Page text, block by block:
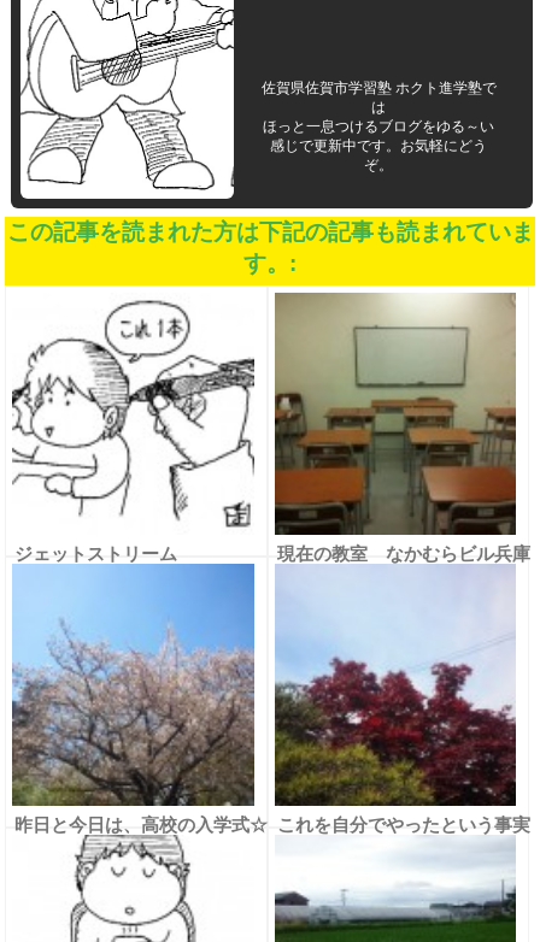
佐賀県佐賀市学習塾 ホクト進学塾で
は
ほっと一息つけるブログをゆる～い
感じで更新中です。お気軽にどう
ぞ。
この記事を読まれた方は下記の記事も読まれていま
す。:
ジェットストリーム
現在の教室 なかむらビル兵庫
昨日と今日は、高校の入学式☆ これを自分でやったという事実